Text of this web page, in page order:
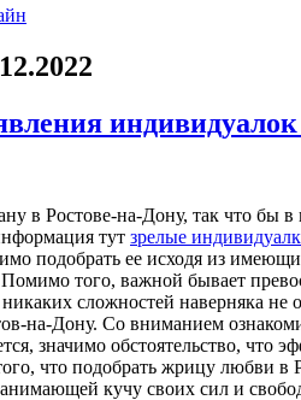
индивидуалок
в Ростове-на-Дону, так что бы
тут зрелые
подобрать ее исходя из
того, важной бывает
сложностей наверняка
на-Дону. Со вниманием
значимо обстоятельство, что
что подобрать жрицу любви в
кучу своих сил и